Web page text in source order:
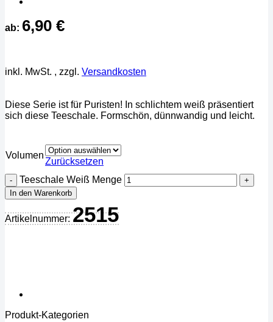
ab: 6,90 €
inkl. MwSt. , zzgl. Versandkosten
Diese Serie ist für Puristen! In schlichtem weiß präsentiert
sich diese Teeschale. Formschön, dünnwandig und leicht.
Volumen
Zurücksetzen
Teeschale Weiß Menge
In den Warenkorb
Artikelnummer: 2515
Produkt-Kategorien